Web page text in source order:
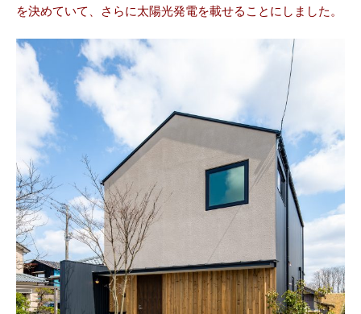
を決めていて、さらに太陽光発電を載せることにしました。